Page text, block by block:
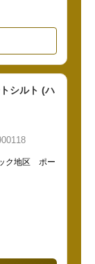
シルト (ハ
ク地区 ポー